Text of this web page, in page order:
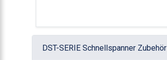
DST-SERIE Schnellspanner Zubehör